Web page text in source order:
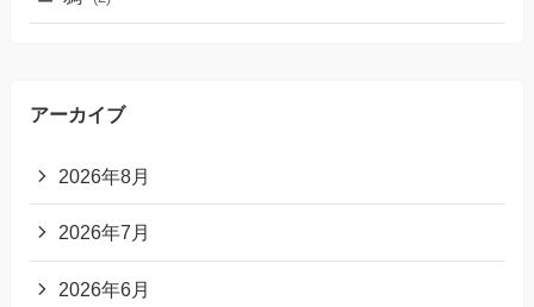
アーカイブ
2026年8月
2026年7月
2026年6月